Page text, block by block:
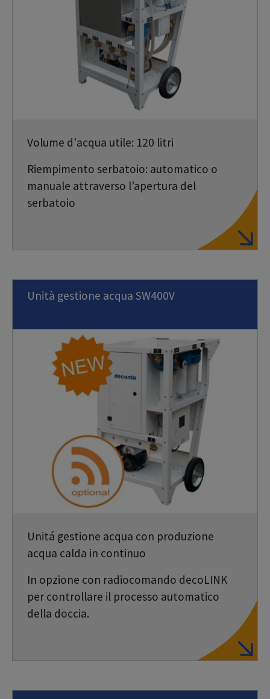
Volume d'acqua utile: 120 litri
Riempimento serbatoio: automatico o
manuale attraverso l’apertura del
serbatoio
Unità gestione acqua SW400V
Unitá gestione acqua con produzione
acqua calda in continuo
In opzione con radiocomando decoLINK
per controllare il processo automatico
della doccia.